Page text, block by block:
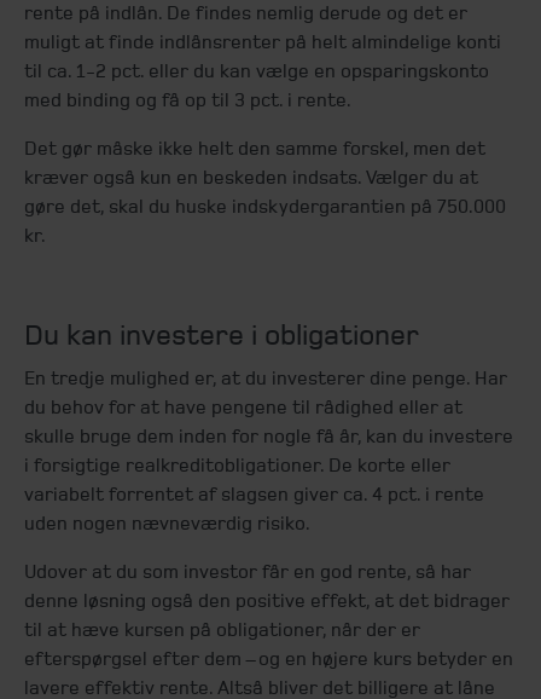
rente på indlån. De findes nemlig derude og det er
muligt at finde indlånsrenter på helt almindelige konti
til ca. 1-2 pct. eller du kan vælge en opsparingskonto
med binding og få op til 3 pct. i rente.
Det gør måske ikke helt den samme forskel, men det
kræver også kun en beskeden indsats. Vælger du at
gøre det, skal du huske indskydergarantien på 750.000
kr.
Du kan investere i obligationer
En tredje mulighed er, at du investerer dine penge. Har
du behov for at have pengene til rådighed eller at
skulle bruge dem inden for nogle få år, kan du investere
i forsigtige realkreditobligationer. De korte eller
variabelt forrentet af slagsen giver ca. 4 pct. i rente
uden nogen nævneværdig risiko.
Udover at du som investor får en god rente, så har
denne løsning også den positive effekt, at det bidrager
til at hæve kursen på obligationer, når der er
efterspørgsel efter dem – og en højere kurs betyder en
lavere effektiv rente. Altså bliver det billigere at låne